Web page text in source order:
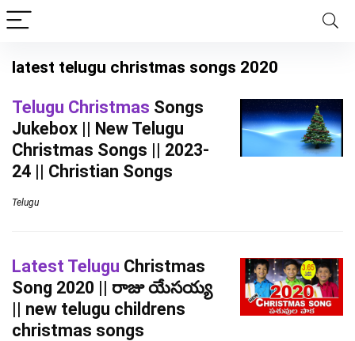
latest telugu christmas songs 2020
Telugu Christmas Songs
Jukebox || New Telugu
Christmas Songs || 2023-
24 || Christian Songs
Telugu
Latest Telugu Christmas
Song 2020 || రాజు యేసయ్య
|| new telugu childrens
christmas songs